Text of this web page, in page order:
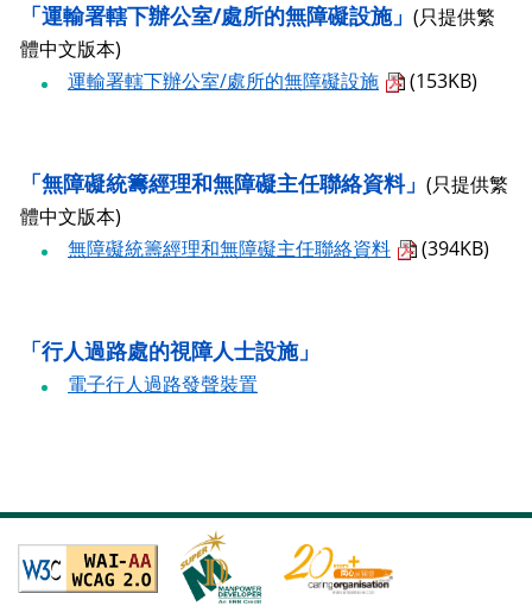
「運輸署轄下辦公室/處所的無障礙設施」 (只提供繁
體中文版本)
運輸署轄下辦公室/處所的無障礙設施
(153KB)
「無障礙統籌經理和無障礙主任聯絡資料」 (只提供繁
體中文版本)
無障礙統籌經理和無障礙主任聯絡資料
(394KB)
「行人過路處的視障人士設施」
電子行人過路發聲裝置